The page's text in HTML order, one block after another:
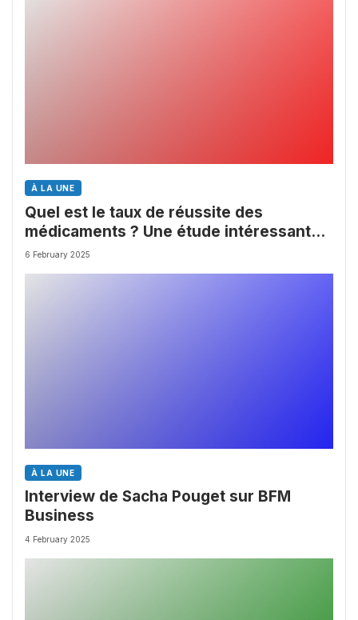
À LA UNE
Quel est le taux de réussite des
médicaments ? Une étude intéressante
chez les Big Pharmas
6 February 2025
À LA UNE
Interview de Sacha Pouget sur BFM
Business
4 February 2025